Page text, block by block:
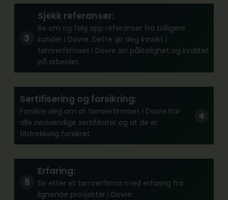
Sjekk referanser:
Be om og følg opp referanser fra tidligere
kunder i Dovre. Dette gir deg innsikt i
tømrerfirmaet i Dovre sin pålitelighet og kvalitet
på arbeidet.
Sertifisering og forsikring:
Forsikre deg om at tømrerfirmaet i Dovre har
alle nødvendige sertifikater og at de er
tilstrekkelig forsikret.
Erfaring:
Se etter et tømrerfirma med erfaring fra
lignende prosjekter i Dovre.